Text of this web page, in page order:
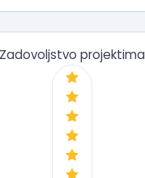
Zadovoljstvo projektima